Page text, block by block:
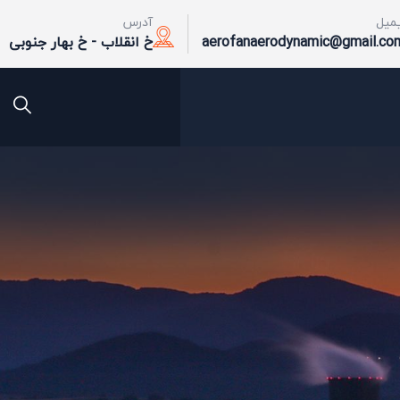
آدرس
خ انقلاب - خ بهار جنوبی